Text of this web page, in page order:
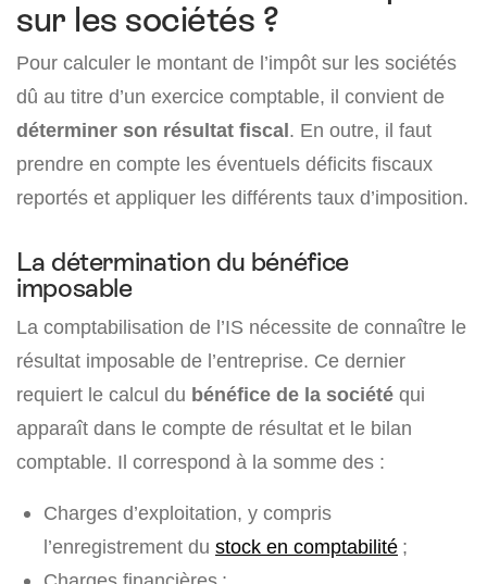
sur les sociétés ?
Pour calculer le montant de l’impôt sur les sociétés
dû au titre d’un exercice comptable, il convient de
déterminer son résultat fiscal. En outre, il faut
prendre en compte les éventuels déficits fiscaux
reportés et appliquer les différents taux d’imposition.
La détermination du bénéfice
imposable
La comptabilisation de l’IS nécessite de connaître le
résultat imposable de l’entreprise. Ce dernier
requiert le calcul du bénéfice de la société qui
apparaît dans le compte de résultat et le bilan
comptable. Il correspond à la somme des :
Charges d’exploitation, y compris
l’enregistrement du stock en comptabilité ;